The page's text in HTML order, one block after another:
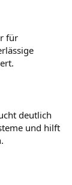
für
deutlich
und hilft